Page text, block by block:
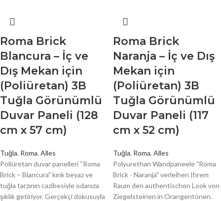
Roma Brick
Blancura – İç ve
Dış Mekan için
(Poliüretan) 3B
Tuğla Görünümlü
Duvar Paneli (128
cm x 57 cm)
Tuğla, Roma, Alles
Poliüretan duvar panelleri “Roma
Brick – Blancura” kırık beyaz ve
tuğla tarzının cazibesiyle odanıza
şıklık getiriyor. Gerçekçi dokusuyla
Roma Brick
Naranja – İç ve Dış
Mekan için
(Poliüretan) 3B
Tuğla Görünümlü
Duvar Paneli (117
cm x 52 cm)
Tuğla, Roma, Alles
Polyurethan Wandpaneele "Roma
Brick - Naranja" verleihen Ihrem
Raum den authentischen Look von
Ziegelsteinen in Orangentönen.